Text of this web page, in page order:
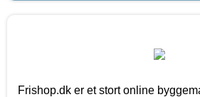
Frishop.dk er et stort online